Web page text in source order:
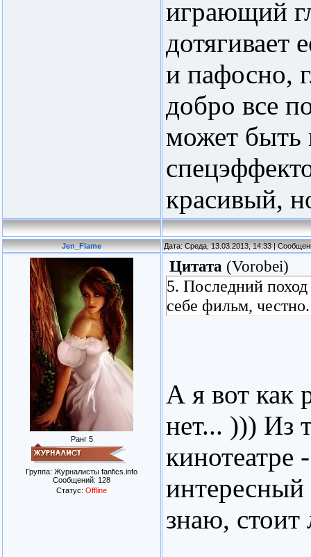
играющий
дотягивает
и пафосно,
добро все
может быть
красивый,
Jen_Flame Дата: Среда, 13.03.2013, 14:33 |
Ранг 5
Группа: Журналисты fanfics.info
Сообщений: 128
Статус: Offline
Цитата (Vorobei)
5. Последний
себе фильм, честно.
А я вот как
нет... ))) Из
кинотеатре
интересный
знаю, стоит